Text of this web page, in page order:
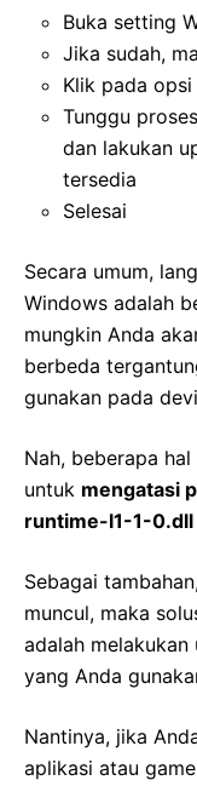
Buka setting
Jika sudah,
Klik pada
Tunggu
dan lakukan
tersedia
Selesai
Secara umum,
Windows adalah
mungkin Anda
berbeda
gunakan pada
Nah, beberapa
untuk mengatasi
runtime-l1-1-0.dll
Sebagai
muncul, maka
adalah
yang Anda
Nantinya, jika
aplikasi atau